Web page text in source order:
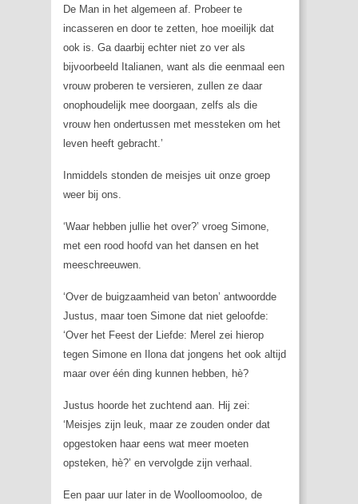
De Man in het algemeen af. Probeer te
incasseren en door te zetten, hoe moeilijk dat
ook is. Ga daarbij echter niet zo ver als
bijvoorbeeld Italianen, want als die eenmaal een
vrouw proberen te versieren, zullen ze daar
onophoudelijk mee doorgaan, zelfs als die
vrouw hen ondertussen met messteken om het
leven heeft gebracht.’
Inmiddels stonden de meisjes uit onze groep
weer bij ons.
‘Waar hebben jullie het over?’ vroeg Simone,
met een rood hoofd van het dansen en het
meeschreeuwen.
‘Over de buigzaamheid van beton’ antwoordde
Justus, maar toen Simone dat niet geloofde:
‘Over het Feest der Liefde: Merel zei hierop
tegen Simone en Ilona dat jongens het ook altijd
maar over één ding kunnen hebben, hè?
Justus hoorde het zuchtend aan. Hij zei:
‘Meisjes zijn leuk, maar ze zouden onder dat
opgestoken haar eens wat meer moeten
opsteken, hè?’ en vervolgde zijn verhaal.
Een paar uur later in de Woolloomooloo, de